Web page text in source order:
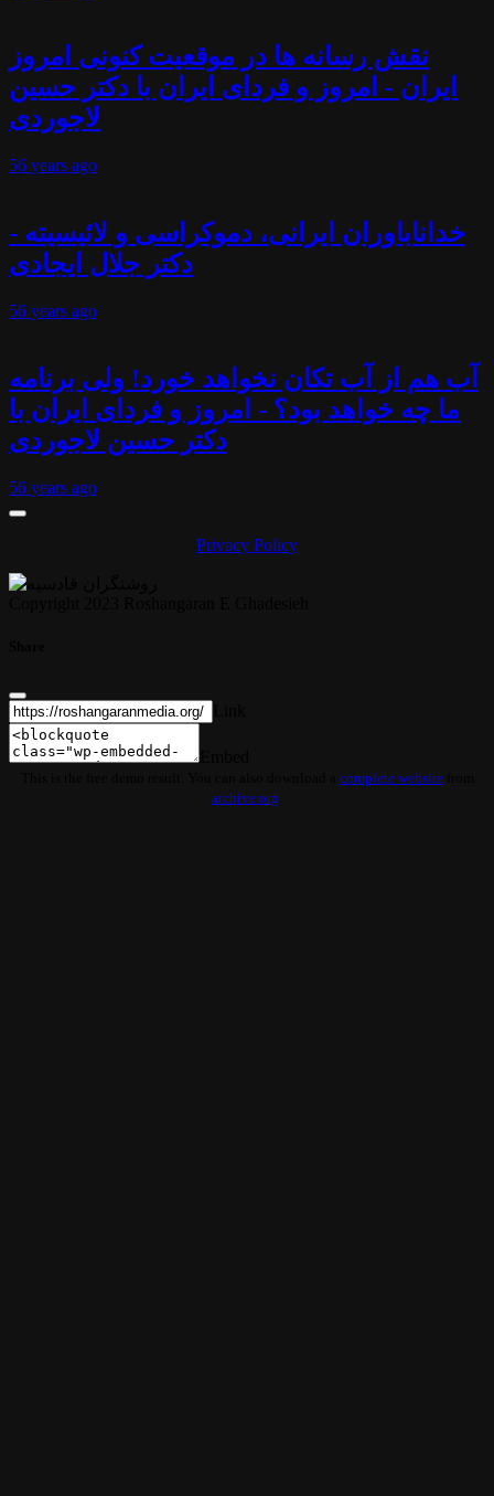
نقش رسانه ها در موقعیت کنونی امروز
ایران - امروز و فردای ایران با دکتر حسین
لاجوردی
56 years ago
خداناباوران ایرانی، دموکراسی و لائیسیته -
دکتر جلال ایجادی
56 years ago
آب هم از آب تکان نخواهد خورد! ولی برنامه
ما چه خواهد بود؟ - امروز و فردای ایران با
دکتر حسین لاجوردی
56 years ago
Privacy Policy
complete websitefrom
archive.org